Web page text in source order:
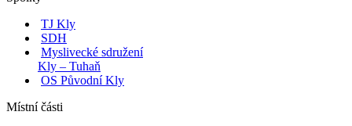
TJ Kly
SDH
Myslivecké sdružení
Kly – Tuhaň
OS Původní Kly
Místní části